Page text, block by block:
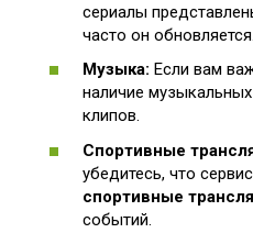
сериалы
часто он обновляется.
Музыка: Если вам
наличие
клипов.
Спортивные
убедитесь, что
спортивные
событий.